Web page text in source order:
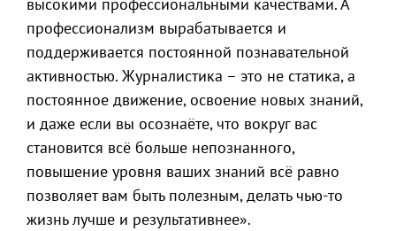
высокими профессиональными качествами. А
профессионализм вырабатывается и
поддерживается постоянной познавательной
активностью. Журналистика – это не статика, а
постоянное движение, освоение новых знаний,
и даже если вы осознаёте, что вокруг вас
становится всё больше непознанного,
повышение уровня ваших знаний всё равно
позволяет вам быть полезным, делать чью-то
жизнь лучше и результативнее».